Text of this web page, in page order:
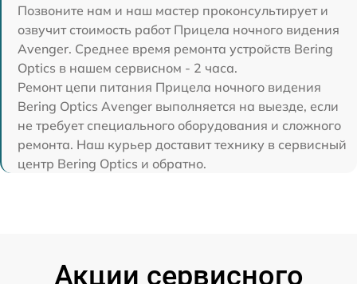
Позвоните нам и наш мастер проконсультирует и
озвучит стоимость работ Прицела ночного видения
Avenger. Среднее время ремонта устройств Bering
Optics в нашем сервисном - 2 часа.
Ремонт цепи питания Прицела ночного видения
Bering Optics Avenger выполняется на выезде, если
не требует специального оборудования и сложного
ремонта. Наш курьер доставит технику в сервисный
центр Bering Optics и обратно.
Акции сервисного